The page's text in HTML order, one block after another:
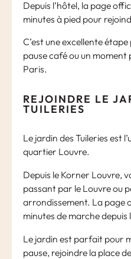
Depuis l’hôtel, la page
minutes à pied pour
C’est une excellente
pause café ou un
Paris.
REJOINDRE LE
TUILERIES
Le jardin des Tuileries est
quartier Louvre.
Depuis le Korner Louvre,
passant par le Louvre ou
arrondissement. La page
minutes de marche depuis
Le jardin est parfait pour
pause, rejoindre la place